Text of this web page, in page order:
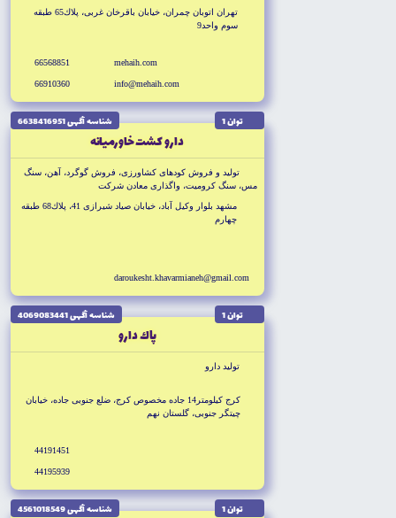
انواع ويلچر ارتوپدى و بيمارستانى
تهران اتوبان چمران، خيابان باقرخان غربى، پلاك65 طبقه
سوم واحد9
mehaih.com
info@mehaih.com
66568851
66910360
توان 1 شناسه آگهى 6638416951
دارو كشت خاورميانه
توليد و فروش كودهاى كشاورزى، فروش گوگرد، آهن، سنگ
مس، سنگ كروميت، واگذارى معادن شركت
مشهد بلوار وكيل آباد، خيابان صياد شيرازى 41، پلاك68 طبقه
چهارم
daroukesht.khavarmianeh@gmail.com
توان 1 شناسه آگهى 4069083441
پاك دارو
توليد دارو
كرج كيلومتر14 جاده مخصوص كرج، ضلع جنوبى جاده، خيابان
چيتگر جنوبى، گلستان نهم
44191451
44195939
توان 1 شناسه آگهى 4561018549